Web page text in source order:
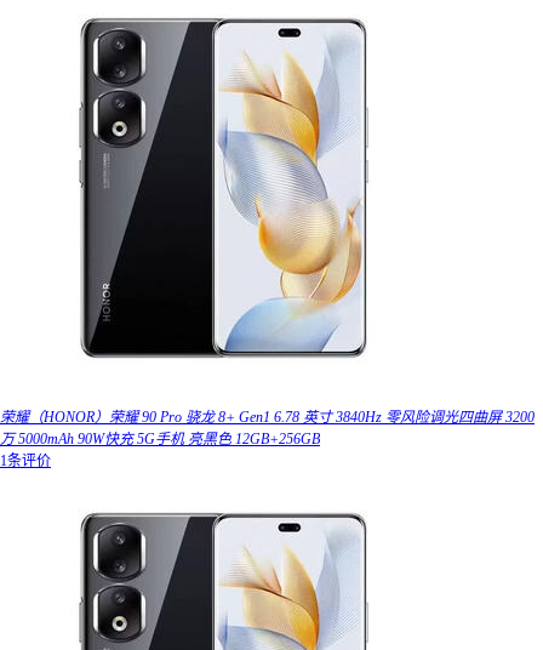
荣耀（HONOR）荣耀 90 Pro 骁龙 8+ Gen1 6.78 英寸 3840Hz 零风险调光四曲屏 3200
万 5000mAh 90W快充 5G手机 亮黑色 12GB+256GB
1条评价